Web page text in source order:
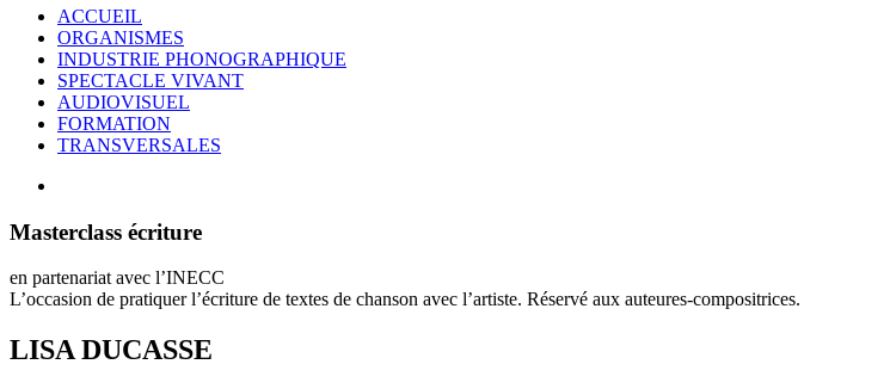
ACCUEIL
ORGANISMES
INDUSTRIE PHONOGRAPHIQUE
SPECTACLE VIVANT
AUDIOVISUEL
FORMATION
TRANSVERSALES
Masterclass écriture
en partenariat avec l’INECC
L’occasion de pratiquer l’écriture de textes de chanson avec l’artiste. Réservé aux auteures-compositrices.
LISA DUCASSE